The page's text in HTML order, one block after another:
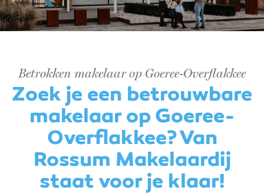
Betrokken makelaar op Goeree-Overflakkee
Zoek je een betrouwbare
makelaar op Goeree-
Overflakkee? Van
Rossum Makelaardij
staat voor je klaar!